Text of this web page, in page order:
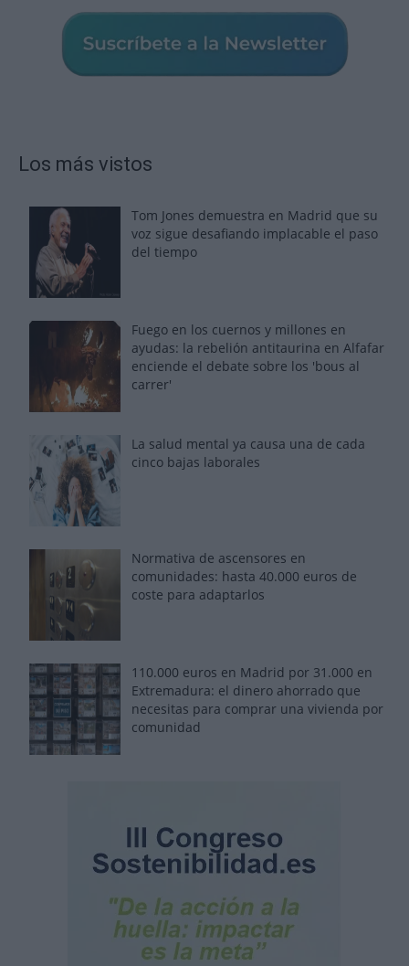
Los más vistos
Tom Jones demuestra en Madrid que su
voz sigue desafiando implacable el paso
del tiempo
Fuego en los cuernos y millones en
ayudas: la rebelión antitaurina en Alfafar
enciende el debate sobre los 'bous al
carrer'
La salud mental ya causa una de cada
cinco bajas laborales
Normativa de ascensores en
comunidades: hasta 40.000 euros de
coste para adaptarlos
110.000 euros en Madrid por 31.000 en
Extremadura: el dinero ahorrado que
necesitas para comprar una vivienda por
comunidad